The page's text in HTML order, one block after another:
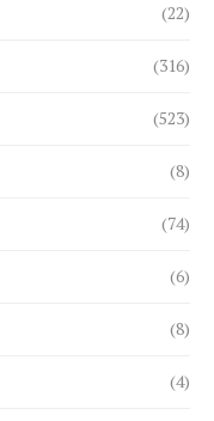
(22)
(316)
(523)
(8)
(74)
(6)
(8)
(4)